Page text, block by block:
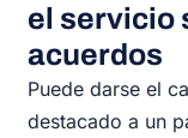
el servicio
acuerdos
Puede darse el
destacado a un